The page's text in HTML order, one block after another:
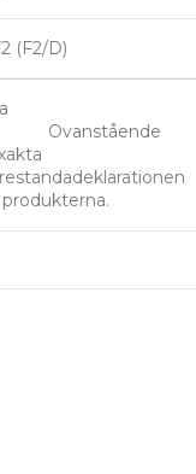
(F2/D)